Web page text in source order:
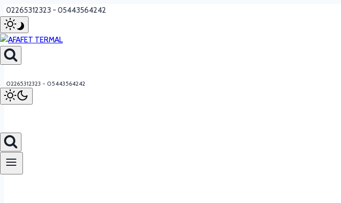
Skip
to
content
02265312323 - 05443564242
02265312323 - 05443564242